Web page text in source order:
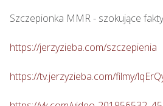
Szczepionka MMR - szokujące fakty
https://jerzyzieba.com/szczepienia
https://tv.jerzyzieba.com/filmy/